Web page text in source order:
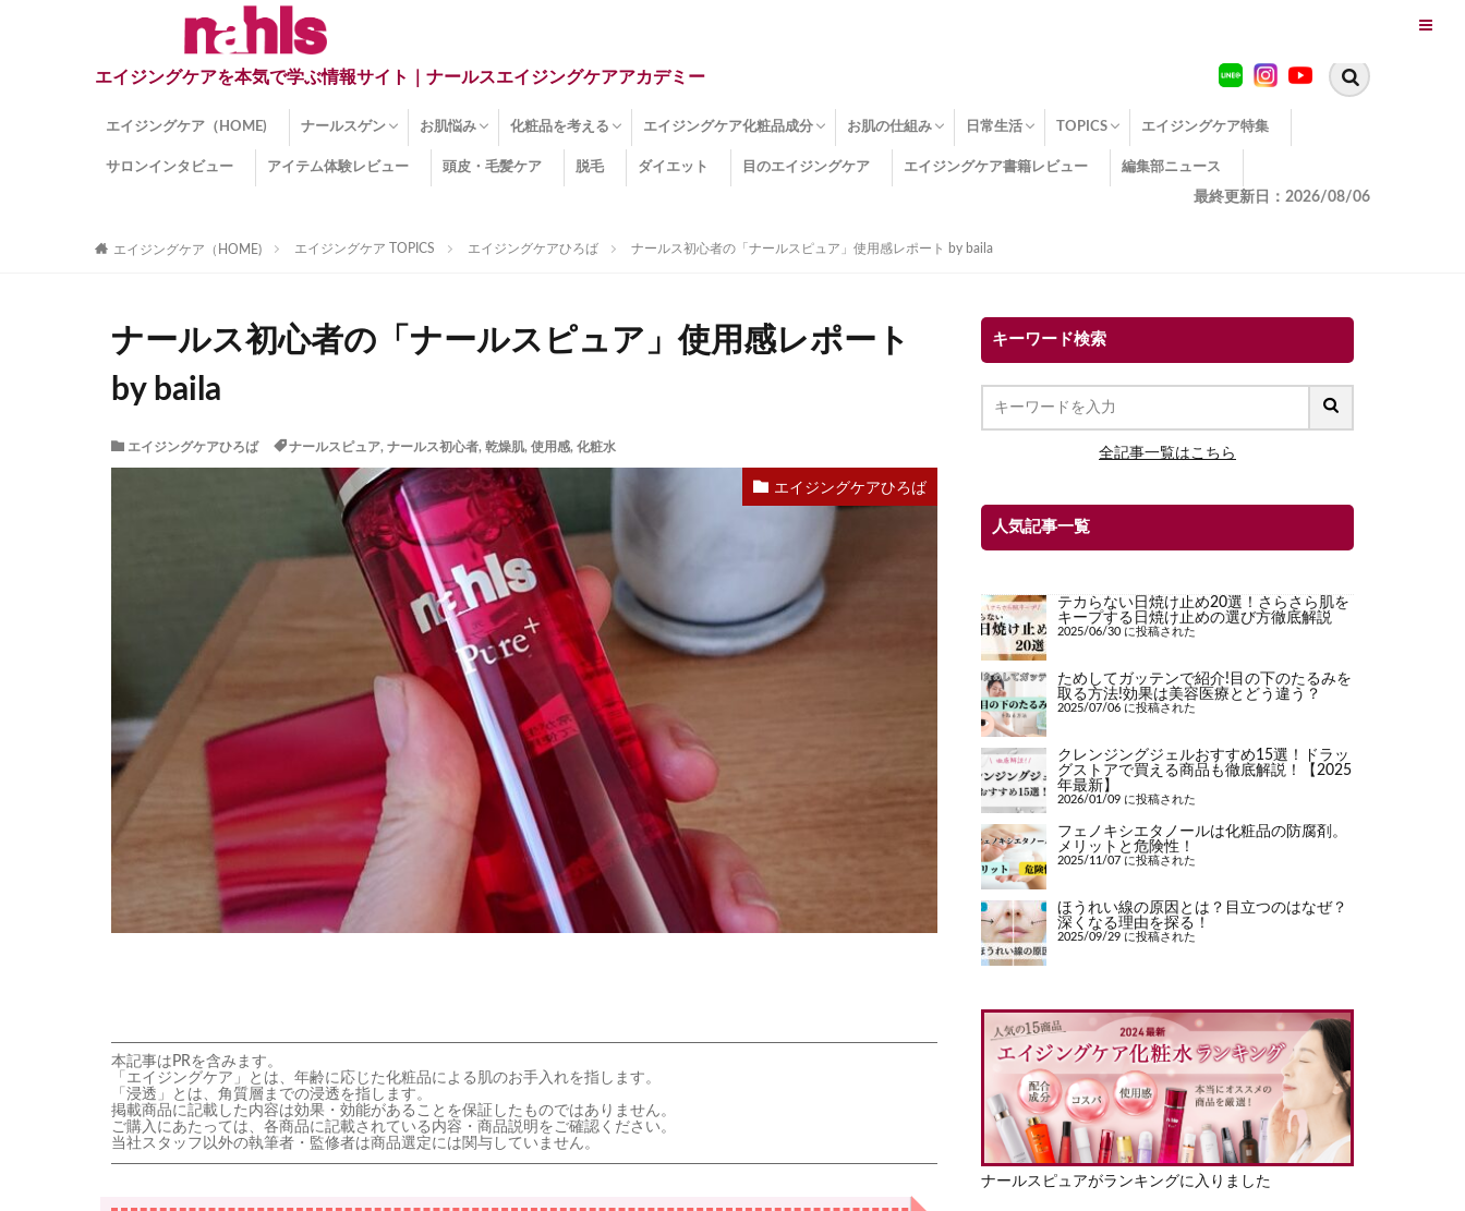
エイジングケアを本気で学ぶ情報サイト｜ナールスエイジングケアアカデミー
エイジングケア（HOME) ナールスゲン
ナールスゲンとは？
ナールスゲン関連成分
お肌悩み
インナードライ肌
くすみ
目の下のクマ
しみ
しわ
顔・頭皮のたるみ
ほうれい線
毛穴
手荒れ
乾燥肌
敏感肌
紫外線ダメージ
薄毛
その他のお肌悩み
化粧品を考える
エイジングケア化粧品
化粧水
美容液
保湿クリーム
酵素洗顔
ハンドクリーム
フェイスマスク
ほうれい線化粧品
コラーゲン化粧品
メイク化粧品
洗顔・クレンジング
オールインワン化粧品
その他の化粧品
エイジングケア化粧品成分
エイジングケア化粧品(成分)
セラミド
ネオダーミル
プロテオグリカン
ビタミンC誘導体
コラーゲン
その他の化粧品成分
お肌の仕組み
エイジング
ターンオーバー
皮下組織
表皮
真皮
表皮常在菌
女性ホルモン
その他
日常生活
糖化
便秘
TOPICS
エイジングケア TOPICS
コラーゲンサプリの効果
エイジングケアクイズ
季節別のエイジングケア
幸福とエイジングケア
温活でアンチエイジング
イオン導入
エイジングケア3つのポイント
エイジングケアセミナー
エイジングケアトピックス
動画でみるエイジングケア
エイジングケア特集
サロンインタビュー アイテム体験レビュー 頭皮・毛髪ケア 脱毛 ダイエット 目のエイジングケア エイジングケア書籍レビュー 編集部ニュース
最終更新日：2026/08/06
エイジングケア（HOME) エイジングケア TOPICS エイジングケアひろば ナールス初心者の「ナールスピュア」使用感レポート by baila
ナールス初心者の「ナールスピュア」使用感レポート
by baila
エイジングケアひろば ナールスピュア, ナールス初心者, 乾燥肌, 使用感, 化粧水
エイジングケアひろば
本記事はPRを含みます。
「エイジングケア」とは、年齢に応じた化粧品による肌のお手入れを指します。
「浸透」とは、角質層までの浸透を指します。
掲載商品に記載した内容は効果・効能があることを保証したものではありません。
ご購入にあたっては、各商品に記載されている内容・商品説明をご確認ください。
当社スタッフ以外の執筆者・監修者は商品選定には関与していません。
キーワード検索
全記事一覧はこちら
人気記事一覧
テカらない日焼け止め20選！さらさら肌を
キープする日焼け止めの選び方徹底解説
2025/06/30 に投稿された
ためしてガッテンで紹介!目の下のたるみを
取る方法!効果は美容医療とどう違う？
2025/07/06 に投稿された
クレンジングジェルおすすめ15選！ドラッ
グストアで買える商品も徹底解説！【2025
年最新】
2026/01/09 に投稿された
フェノキシエタノールは化粧品の防腐剤。
メリットと危険性！
2025/11/07 に投稿された
ほうれい線の原因とは？目立つのはなぜ？
深くなる理由を探る！
2025/09/29 に投稿された
ナールスピュアがランキングに入りました